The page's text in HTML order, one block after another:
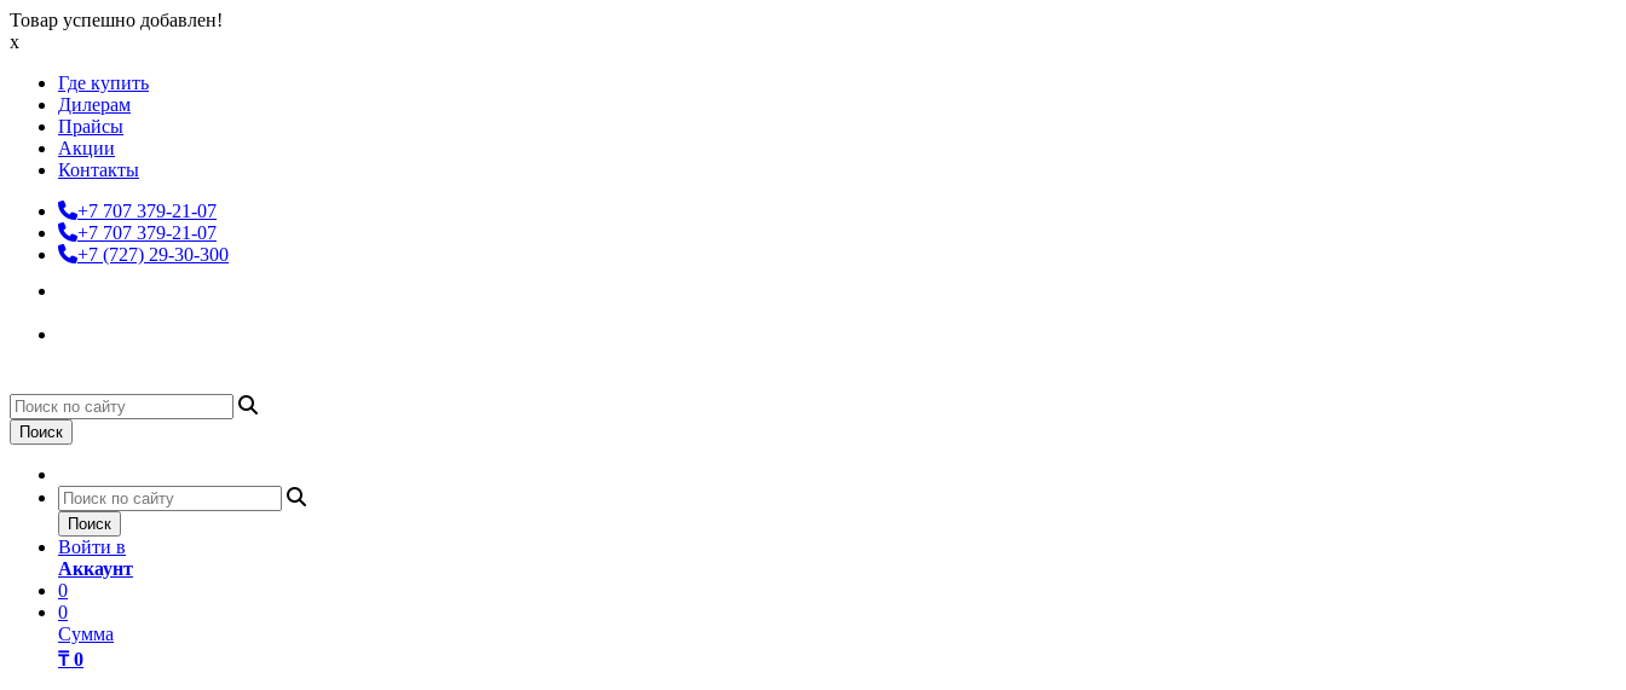
Товар успешно добавлен!
x
Где купить
Дилерам
Прайсы
Акции
Контакты
+7 707 379-21-07
+7 707 379-21-07
+7 (727) 29-30-300
Поиск
Поиск
Войти в
Аккаунт
0
0
Сумма
₸ 0